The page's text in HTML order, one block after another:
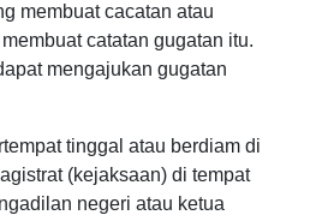
membuat cacatan atau
catatan gugatan itu.
mengajukan gugatan
tinggal atau berdiam di
(kejaksaan) di tempat
negeri atau ketua